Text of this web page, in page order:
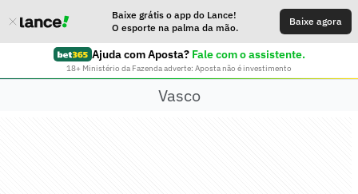
Baixe grátis o app do Lance!
O esporte na palma da mão.
Baixe agora
Ajuda com Aposta? Fale com o assistente.
18+ Ministério da Fazenda adverte: Aposta não é investimento
Vasco